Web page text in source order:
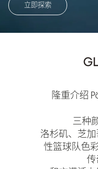
立即探索
隆重介绍
三种
洛杉矶、芝
性篮球队色
传